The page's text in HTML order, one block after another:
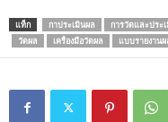
แท็ก กาประเมินผล การวัดและประ
วัดผล
เครื่องมือวัดผล แบบรายงาน